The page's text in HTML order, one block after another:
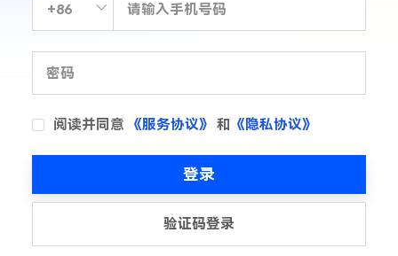
阅读并同意 《服务协议》 和 《隐私协议》
登录
验证码登录